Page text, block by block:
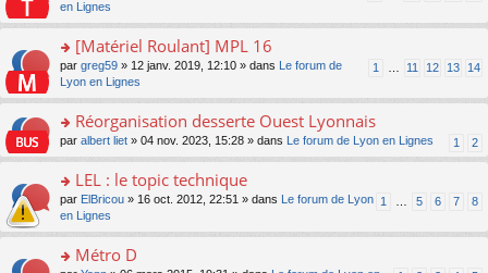
nt
ré
c
e
o
n
lu
pl
ré
c
e
s
e
n
o
n
lu
pl
s
ré
c
e
le
m
e
s
s
e
n
o
n
le
s
n
s
er
le
m
e
s
s
e
n
o
n
lu
en Lignes
o
s
er
le
m
e
s
s
e
[Matériel Roulant] MPL 16
1 11 12 13 14
par greg59 » 12 janv. 2019, 12:10 » dans
Le forum de
Lyon en Lignes
o
n
ult
er
le
m
e
Réorganisation desserte Ouest Lyonnais
1 2
par albert liet » 04 nov. 2023, 15:28 » dans Le forum de Lyon en Lignes
o
n
s
er
LEL : le topic technique
1 5 6 7 8
par ElBricou » 16 oct. 2012, 22:51 » dans
Le forum de Lyon
en Lignes
Métro D